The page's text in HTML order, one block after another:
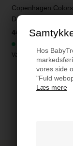
Hos
vores side
"Fuld
Læs mere
Copenhagen
Denim Blue Stripe
449,95
Varenr.: 252-111-504